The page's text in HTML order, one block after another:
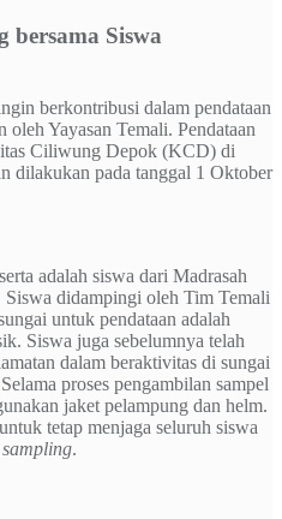
bersama Siswa
berkontribusi dalam pendataan
Yayasan Temali. Pendataan
Ciliwung Depok (KCD) di
dilakukan pada tanggal 1 Oktober
adalah siswa dari Madrasah
didampingi oleh Tim Temali
untuk pendataan adalah
Siswa juga sebelumnya telah
dalam beraktivitas di sungai
proses pengambilan sampel
jaket pelampung dan helm.
tetap menjaga seluruh siswa
sampling.